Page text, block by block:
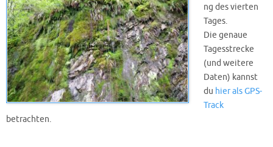
ng des vierten
Tages.
Die genaue
Tagesstrecke
(und weitere
Daten) kannst
du hier als GPS-
Track
betrachten.